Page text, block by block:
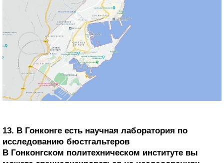
13. В Гонконге есть научная лаборатория по
исследованию бюстгальтеров
В Гонконгском политехническом институте вы